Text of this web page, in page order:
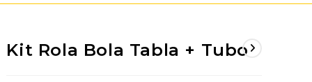
búsqueda
Kit Rola Bola Tabla + Tubo